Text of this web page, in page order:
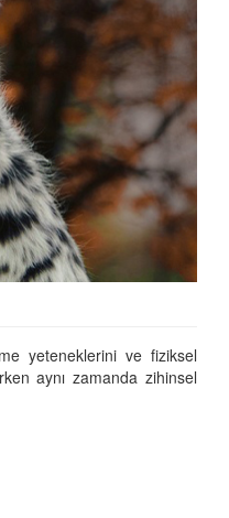
yeteneklerini ve fiziksel
aynı zamanda zihinsel
Hayvan Barınakları
Hayvan Barınakları
Su İçmiyor, Köpeklerin
Sebepleri